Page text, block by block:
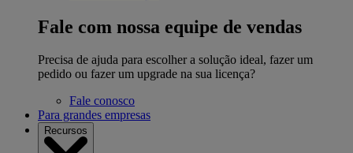
Fale com nossa equipe de vendas
Precisa de ajuda para escolher a solução ideal, fazer um
pedido ou fazer um upgrade na sua licença?
Fale conosco
Para grandes empresas
Recursos